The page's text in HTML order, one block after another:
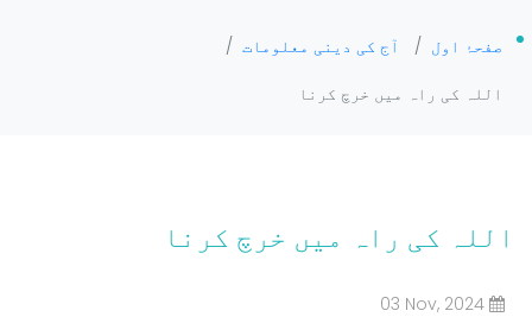
صفحۂ اول / آج کی دینی معلومات /
اللہ کی راہ میں خرچ کرنا
اللہ کی راہ میں خرچ کرنا
03 Nov, 2024